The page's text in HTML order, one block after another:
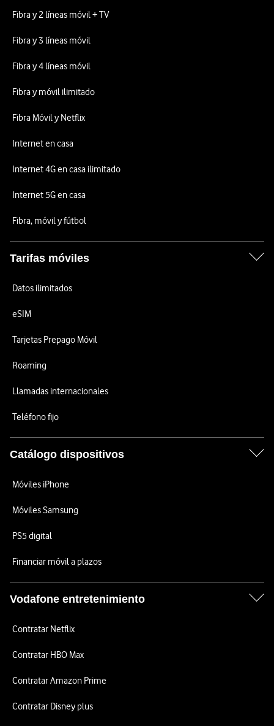
Fibra y 2 líneas móvil + TV
Fibra y 3 líneas móvil
Fibra y 4 líneas móvil
Fibra y móvil ilimitado
Fibra Móvil y Netflix
Internet en casa
Internet 4G en casa ilimitado
Internet 5G en casa
Fibra, móvil y fútbol
Tarifas móviles
Datos ilimitados
eSIM
Tarjetas Prepago Móvil
Roaming
Llamadas internacionales
Teléfono fijo
Catálogo dispositivos
Móviles iPhone
Móviles Samsung
PS5 digital
Financiar móvil a plazos
Vodafone entretenimiento
Contratar Netflix
Contratar HBO Max
Contratar Amazon Prime
Contratar Disney plus